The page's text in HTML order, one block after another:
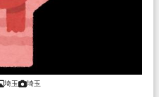
埼玉 埼玉